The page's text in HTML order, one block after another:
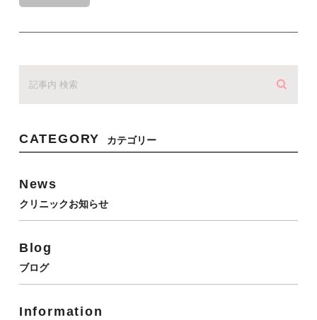
CATEGORY カテゴリー
News
クリニックお知らせ
Blog
ブログ
Information